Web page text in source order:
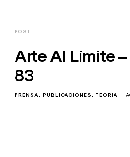
POST
Arte Al Límite
83
PRENSA PUBLICACIONES TEORIA